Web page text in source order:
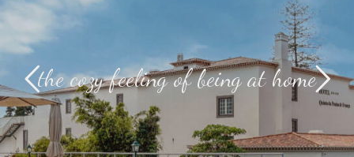
the cozy feeling of being at home